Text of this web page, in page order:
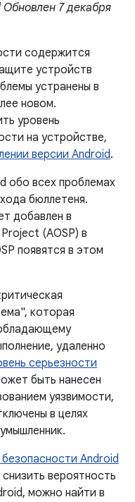
Обновлен 7 декабря
содержится
устройств
устранены в
новом.
уровень
на устройстве,
версии Android.
обо всех проблемах
бюллетеня.
добавлен в
(AOSP) в
появятся в этом
которая
удаленно
серьезности
быть нанесен
уязвимости,
в целях
Android
вероятность
можно найти в